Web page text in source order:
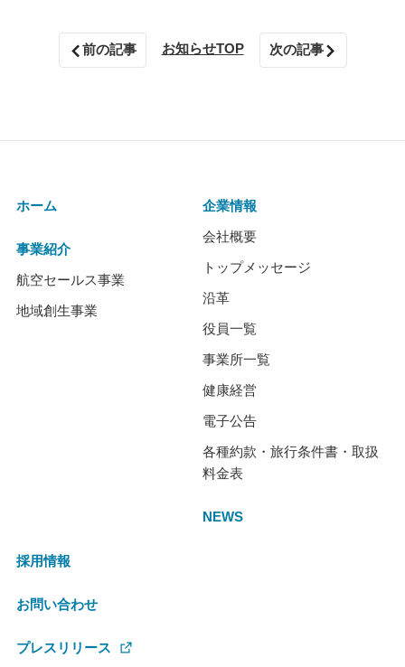
前の記事 お知らせTOP 次の記事
ホーム
事業紹介
航空セールス事業
地域創生事業
企業情報
会社概要
トップメッセージ
沿革
役員一覧
事業所一覧
健康経営
電子公告
各種約款・旅行条件書・取扱
料金表
NEWS
採用情報
お問い合わせ
プレスリリース